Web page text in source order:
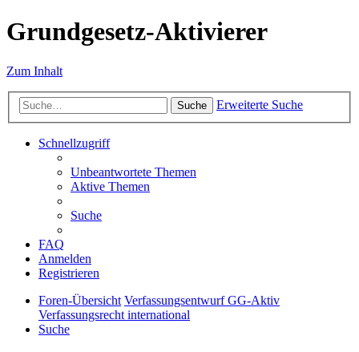
Grundgesetz-Aktivierer
Zum Inhalt
Suche Erweiterte Suche
Schnellzugriff
Unbeantwortete Themen
Aktive Themen
Suche
FAQ
Anmelden
Registrieren
Foren-Übersicht Verfassungsentwurf GG-Aktiv
Verfassungsrecht international
Suche